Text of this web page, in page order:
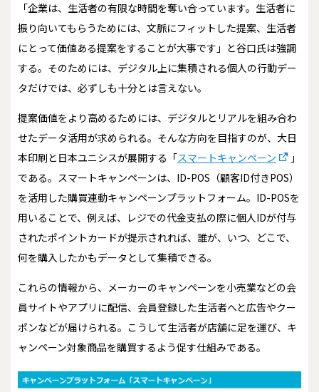
「企業は、生活者の有限な時間を奪い合っています。生活者に
振り向いてもらうためには、文脈にフィットした提案、生活者
にとって価値ある提案をすることが大事です」と谷口氏は強調
する。そのためには、デジタル上に集積される個人の行動デー
タだけでは、必ずしも十分とは言えない。
提案価値をより高めるためには、デジタルとリアルを組み合わ
せたデータ活用が求められる。そんな方向を目指すのが、大日
本印刷と日本ユニシスが展開する「スマートキャンペーン
」
である。スマートキャンペーンは、ID-POS（顧客ID付きPOS）
を活用した購買連動キャンペーンプラットフォーム。ID-POSを
用いることで、例えば、レジでの代金支払の際に個人IDが付与
されたポイントカードが提示されれば、誰が、いつ、どこで、
何を購入したかもデータとして集積できる。
これらの情報から、メーカーのキャンペーンを小売業などの会
員サイトやアプリに配信、会員登録した生活者へと広告やクー
ポンなどが届けられる。こうして生活者が店舗に足を運び、キ
ャンペーン対象商品を購買するよう促す仕組みである。